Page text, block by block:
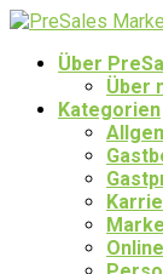
Über
Über
Kategorien